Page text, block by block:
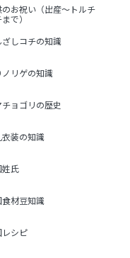
お祝い（出産～トルチ
で）
しコチの知識
リゲの知識
ョゴリの歴史
装の知識
氏
材豆知識
シピ